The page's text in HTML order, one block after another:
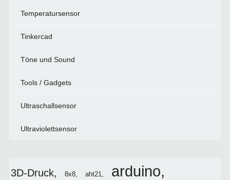
Temperatursensor
Tinkercad
Töne und Sound
Tools / Gadgets
Ultraschallsensor
Ultraviolettsensor
3D-Druck 8x8 aht21 arduino